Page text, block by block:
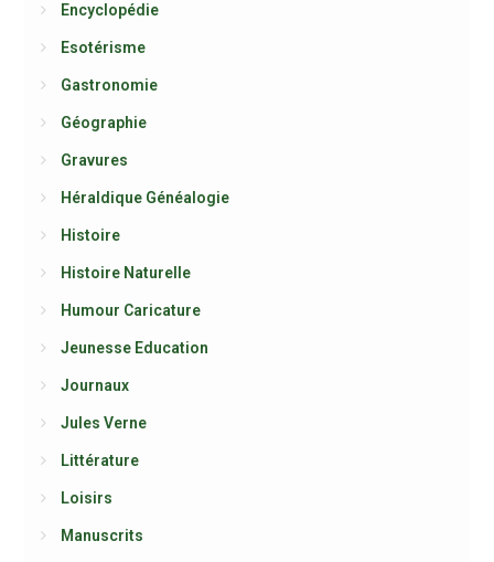
Encyclopédie
Esotérisme
Gastronomie
Géographie
Gravures
Héraldique Généalogie
Histoire
Histoire Naturelle
Humour Caricature
Jeunesse Education
Journaux
Jules Verne
Littérature
Loisirs
Manuscrits